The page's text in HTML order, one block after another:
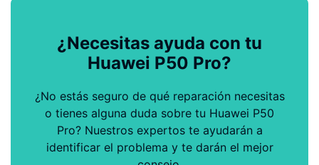
¿Necesitas ayuda con tu
Huawei P50 Pro?
¿No estás seguro de qué reparación necesitas
o tienes alguna duda sobre tu Huawei P50
Pro? Nuestros expertos te ayudarán a
identificar el problema y te darán el mejor